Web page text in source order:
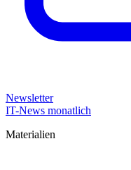
Newsletter
IT-News monatlich
Materialien